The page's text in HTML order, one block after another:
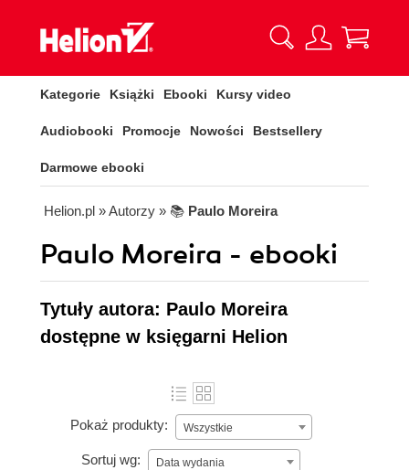
Kategorie Książki Ebooki Kursy video
Audiobooki Promocje Nowości Bestsellery
Darmowe ebooki
Helion.pl » Autorzy » 📚 Paulo Moreira
Paulo Moreira - ebooki
Tytuły autora: Paulo Moreira
dostępne w księgarni Helion
Pokaż produkty: Wszystkie
Sortuj wg: Data wydania